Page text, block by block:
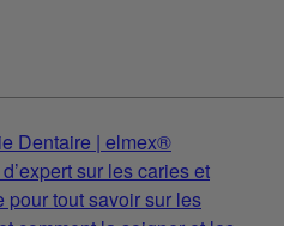
Dentaire | elmex®
sur les caries et
pour tout savoir sur les